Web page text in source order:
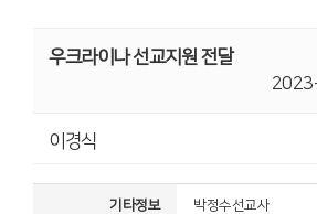
우크라이나 선교지원 전달
이경식
기타정보 박정수선교사